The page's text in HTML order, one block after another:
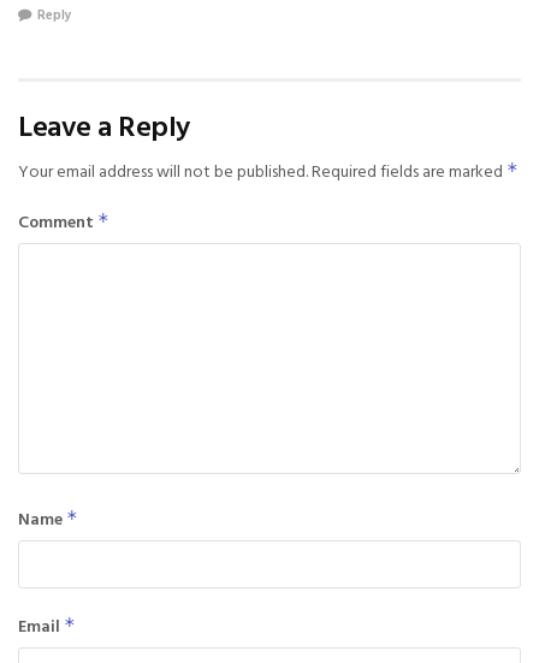
Reply
Leave a Reply
Your email address will not be published.Required fields are marked *
Comment *
Name *
Email *